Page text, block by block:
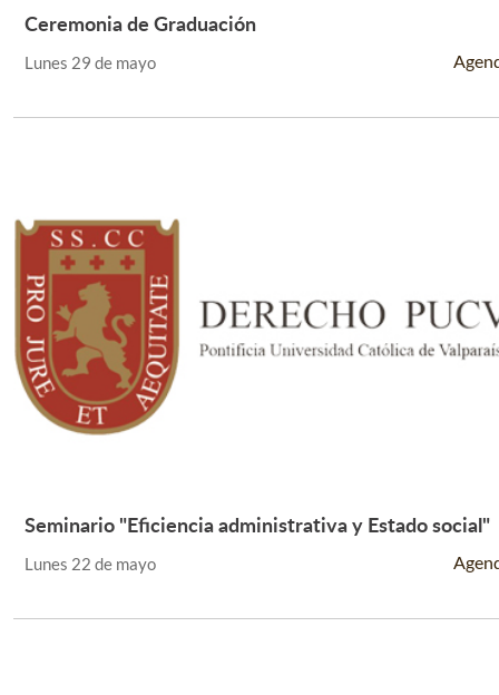
Ceremonia de Graduación
Lunes 29 de mayo
Leer Más +
Seminario "Eficiencia administrativa y Estado social"
Lunes 22 de mayo